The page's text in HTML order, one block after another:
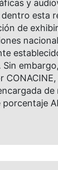
y
esta
de
Sin
de